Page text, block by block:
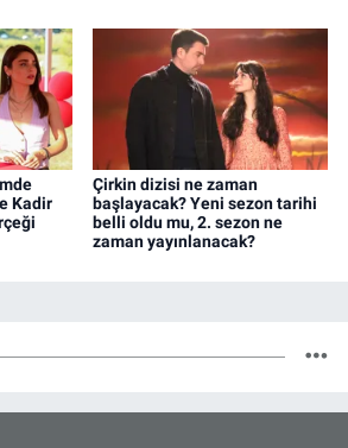
Kadir
Çirkin dizisi ne zaman
başlayacak? Yeni sezon tarihi
belli oldu mu, 2. sezon ne
zaman yayınlanacak?